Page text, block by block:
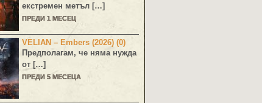
екстремен метъл […]
ПРЕДИ 1 МЕСЕЦ
VELIAN – Embers (2026) (0)
Предполагам, че няма нужда
от […]
ПРЕДИ 5 МЕСЕЦА